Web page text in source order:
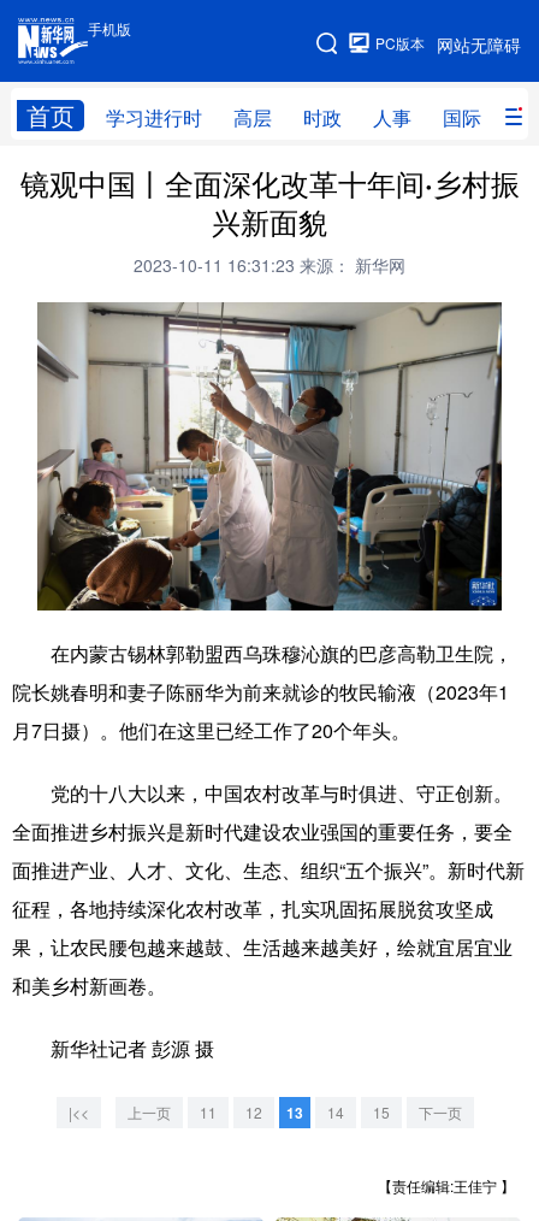
手机版
网站无障碍
PC版本
首页 学习进行时 高层 时政 人事 国际 财
手机版
网站地图
学习进行时 高层 时政 人事
财经 网评
全球连线
科技 科创 量子
文化 书画 健康
访谈 视频 图片 政务
法律 中央文件 金融 汽车
食品 人居 信息化 数字经济
学术中国 乡村振兴 银龄 溯源中国
彩票 娱乐 时尚 悦读
公益 一带一路 亚太网
文化产业
地方频道
北京 天津 河北 山西
辽宁
浙江 安徽
西藏
镜观中国丨全面深化改革十年间·乡村振
兴新面貌
2023-10-11 16:31:23 来源： 新华网
在内蒙古锡林郭勒盟西乌珠穆沁旗的巴彦高勒卫生院，
院长姚春明和妻子陈丽华为前来就诊的牧民输液（2023年1
月7日摄）。他们在这里已经工作了20个年头。
党的十八大以来，中国农村改革与时俱进、守正创新。
全面推进乡村振兴是新时代建设农业强国的重要任务，要全
面推进产业、人才、文化、生态、组织“五个振兴”。新时代新
征程，各地持续深化农村改革，扎实巩固拓展脱贫攻坚成
果，让农民腰包越来越鼓、生活越来越美好，绘就宜居宜业
和美乡村新画卷。
新华社记者 彭源 摄
|<< 上一页 11 12 13 14 15 下一页
【责任编辑:王佳宁 】